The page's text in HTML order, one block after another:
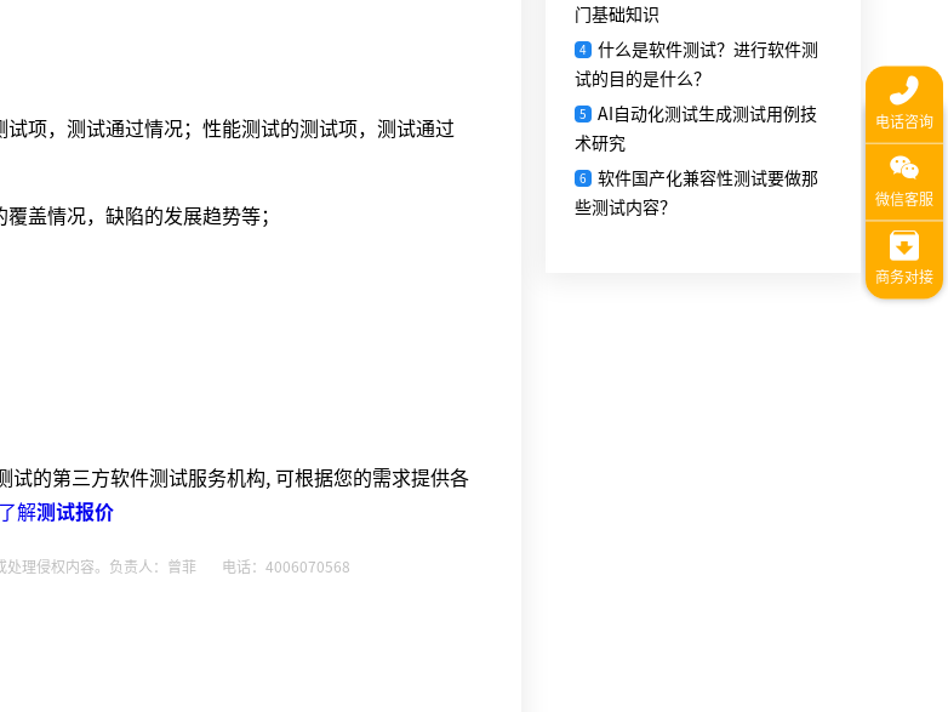
项，测试通过情况；性能测试的测试项，测试通过
盖情况，缺陷的发展趋势等；
试的第三方软件测试服务机构, 可根据您的需求提供各
了解测试报价
处理侵权内容。负责人：曾菲 电话：4006070568
门基础知识
4 什么是软件测试？进行软件测
试的目的是什么？
5
AI自动化测试生成测试用例技
术研究
6
软件国产化兼容性测试要做那
些测试内容？